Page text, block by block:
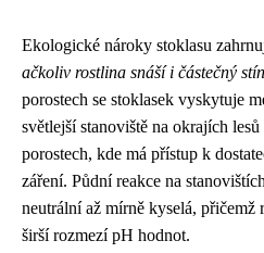
Ekologické nároky stoklasu
ačkoliv rostlina snáší i částečný stín
porostech se stoklasek vyskytuje
světlejší stanoviště na okrajích
porostech, kde má přístup k
záření. Půdní reakce na
neutrální až mírně kyselá, přičemž
širší rozmezí pH hodnot.